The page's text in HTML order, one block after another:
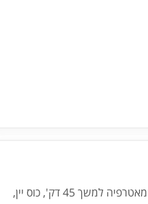
חבילה זוגית Two in a row עיסוי שוודי בשילוב אבנים חמות וארומאטרפיה למשך 45 דק', כוס יין,